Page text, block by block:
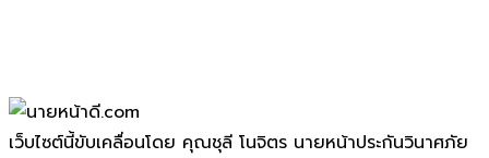
เว็บไซต์นี้ขับเคลื่อนโดย คุณชุลี โนจิตร นายหน้าประกันวินาศภัย